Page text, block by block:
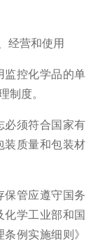
营和使用
控化学品的单
制度。
须符合国家有
装质量和包装材
管应遵守国务
学工业部和国
例实施细则》